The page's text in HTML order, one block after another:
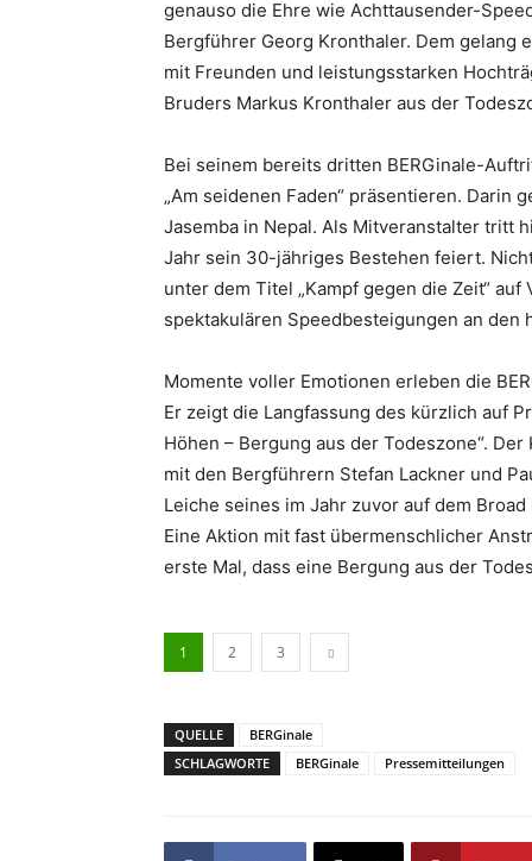
genauso die Ehre wie Achttausender-
Bergführer Georg Kronthaler. Dem gelang
mit Freunden und leistungsstarken
Bruders Markus Kronthaler aus der
Bei seinem bereits dritten BERGinale-
„Am seidenen Faden“ präsentieren. Darin
Jasemba in Nepal. Als Mitveranstalter tritt
Jahr sein 30-jähriges Bestehen feiert.
unter dem Titel „Kampf gegen die Zeit“
spektakulären Speedbesteigungen an den
Momente voller Emotionen erleben die
Er zeigt die Langfassung des kürzlich auf
Höhen – Bergung aus der Todeszone“.
mit den Bergführern Stefan Lackner und
Leiche seines im Jahr zuvor auf dem
Eine Aktion mit fast übermenschlicher
erste Mal, dass eine Bergung aus der
1 2 3
QUELLE
BERGinale
SCHLAGWORTE
BERGinale Pressemitteilungen